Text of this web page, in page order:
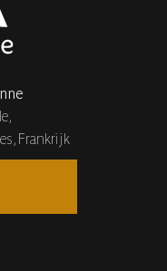
Frankrijk